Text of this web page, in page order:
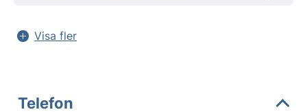
Visa fler
Telefon